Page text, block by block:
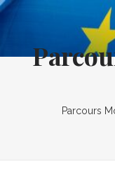
Parcours